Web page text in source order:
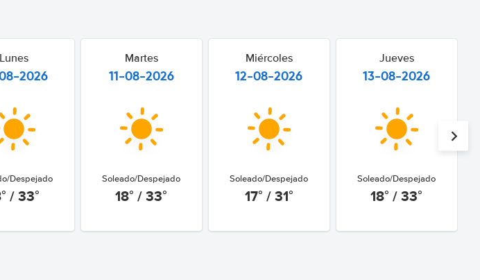
Lunes
2026
Despejado
/ 33°
Martes
11-08-2026
Soleado/Despejado
18° / 33°
Miércoles
12-08-2026
Soleado/Despejado
17° / 31°
Jueves
13-08-2026
Soleado/Despejado
18° / 33°